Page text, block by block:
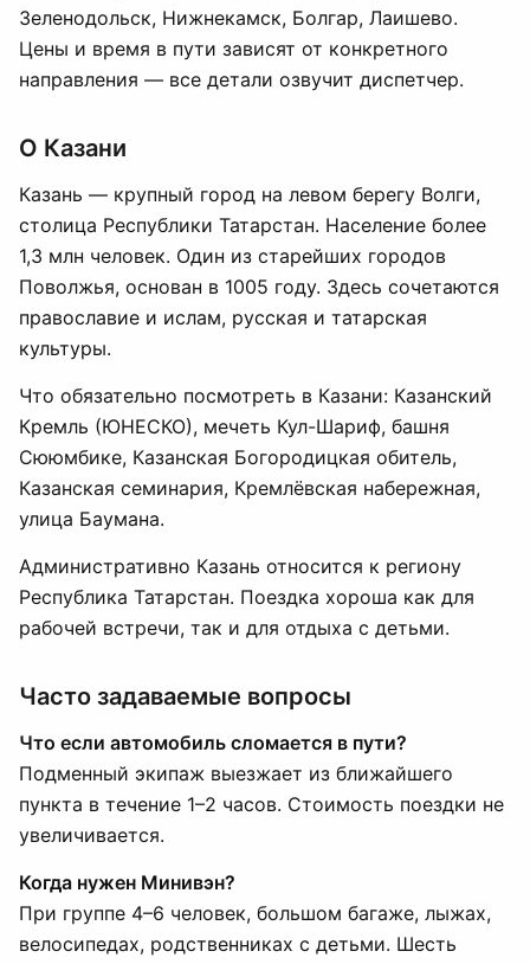
Зеленодольск, Нижнекамск, Болгар, Лаишево.
Цены и время в пути зависят от конкретного
направления — все детали озвучит диспетчер.
О Казани
Казань — крупный город на левом берегу Волги,
столица Республики Татарстан. Население более
1,3 млн человек. Один из старейших городов
Поволжья, основан в 1005 году. Здесь сочетаются
православие и ислам, русская и татарская
культуры.
Что обязательно посмотреть в Казани: Казанский
Кремль (ЮНЕСКО), мечеть Кул-Шариф, башня
Сююмбике, Казанская Богородицкая обитель,
Казанская семинария, Кремлёвская набережная,
улица Баумана.
Административно Казань относится к региону
Республика Татарстан. Поездка хороша как для
рабочей встречи, так и для отдыха с детьми.
Часто задаваемые вопросы
Что если автомобиль сломается в пути?
Подменный экипаж выезжает из ближайшего
пункта в течение 1–2 часов. Стоимость поездки не
увеличивается.
Когда нужен Минивэн?
При группе 4–6 человек, большом багаже, лыжах,
велосипедах, родственниках с детьми. Шесть